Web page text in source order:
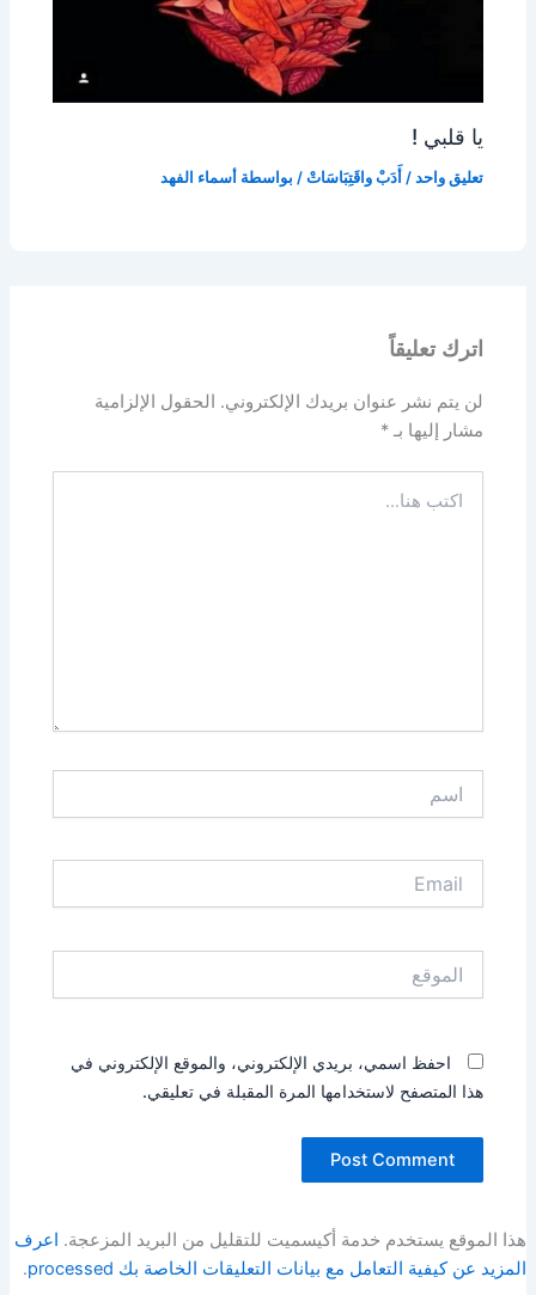
يا قلبي !
تعليق واحد / أَدَبْ واقَتِبَاسَاتْ / بواسطة أسماء الفهد
اترك تعليقاً
لن يتم نشر عنوان بريدك الإلكتروني. الحقول الإلزامية
مشار إليها بـ*
هنا...
احفظ اسمي، بريدي الإلكتروني، والموقع الإلكتروني في
هذا المتصفح لاستخدامها المرة المقبلة في تعليقي.
هذا الموقع يستخدم خدمة أكيسميت للتقليل من البريد المزعجة. اعرف
المزيد عن كيفية التعامل مع بيانات التعليقات الخاصة بك processed
.